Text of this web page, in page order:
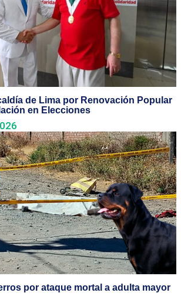
de Lima por Renovación Popular
en Elecciones
por ataque mortal a adulta mayor